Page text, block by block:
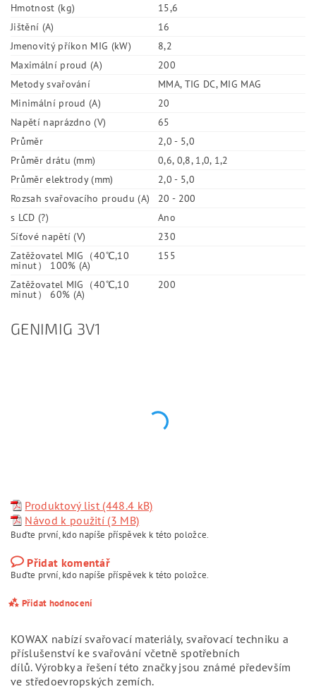
Hmotnost (kg)
15,6
Jištění (A)
16
Jmenovitý příkon MIG (kW)
8,2
Maximální proud (A)
200
Metody svařování
MMA, TIG DC, MIG MAG
Minimální proud (A)
20
Napětí naprázdno (V)
65
Průměr
2,0 - 5,0
Průměr drátu (mm)
0,6, 0,8, 1,0, 1,2
Průměr elektrody (mm)
2,0 - 5,0
Rozsah svařovacího proudu (A)
20 - 200
s LCD (?)
Ano
Síťové napětí (V)
230
Zatěžovatel MIG（40℃,10
minut） 100% (A)
155
Zatěžovatel MIG（40℃,10
minut） 60% (A)
200
GENIMIG 3V1
Produktový list (448.4 kB)
Návod k použití (3 MB)
Buďte první, kdo napíše příspěvek k této položce.
Přidat komentář
Buďte první, kdo napíše příspěvek k této položce.
Přidat hodnocení
KOWAX nabízí svařovací materiály, svařovací techniku a
příslušenství ke svařování včetně spotřebních
dílů.Výrobky a řešení této značky jsou známé především
ve středoevropských zemích.